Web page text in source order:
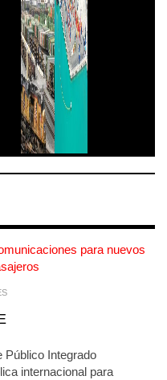
Público Integrado
internacional para